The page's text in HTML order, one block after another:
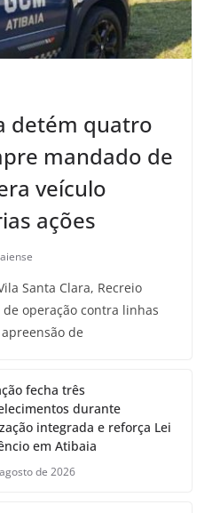
detém quatro
mandado de
veículo
ações
Santa Clara, Recreio
operação contra linhas
de
fecha três
durante
integrada e reforça Lei
em Atibaia
de 2026